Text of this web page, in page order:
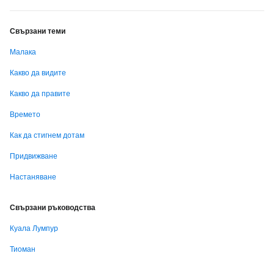
Свързани теми
Малака
Какво да видите
Какво да правите
Времето
Как да стигнем дотам
Придвижване
Настаняване
Свързани ръководства
Куала Лумпур
Тиоман